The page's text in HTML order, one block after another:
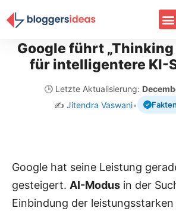
Google führt „Thinking
für intelligentere KI-
🕒 Letzte Aktualisierung:
✍️ Jitendra Vaswani•
Google hat seine Leistung
gesteigert. AI-Modus in der
Einbindung der leistungsstarken